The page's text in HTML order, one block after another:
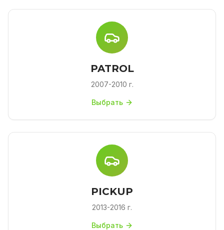
PATROL
2007-2010 г.
Выбрать
PICKUP
2013-2016 г.
Выбрать